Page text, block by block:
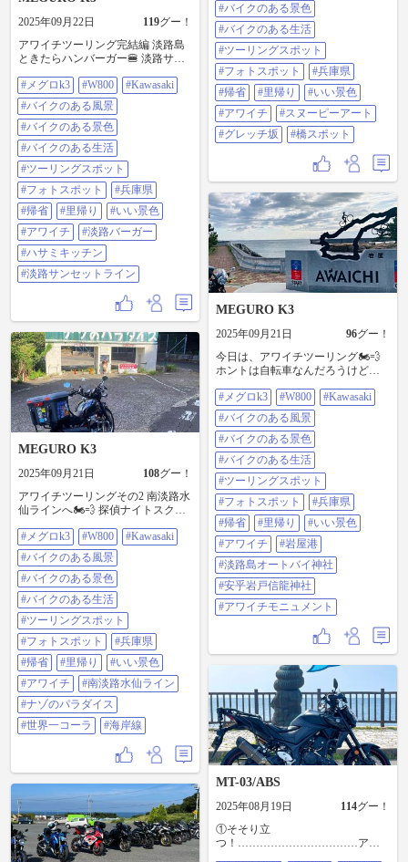
2025年09月22日 119グー！
アワイチツーリング完結編 淡路島
ときたらハンバーガー🍔 淡路サン
る淡路島バーガー店、 その内のひ
とつHasami Kitchenさんへ🏍️💨 淡路
島産玉ねぎ、淡路牛を使用してる
らしい、美味しかった🤤 #メグロ
K3 #W800 #Kawasaki #バイクのある
風景 #バイクのある景色 #バイクの
ある生活 #ツーリングスポット #フ
ォトスポット #兵庫県 #帰省 #里帰
り #いい景色 #アワイチ #淡路バー
ガー #ハサミキッチン #淡路サンセ
ットライン
#メグロk3 #W800
#Kawasaki
#バイクのある風景
#バイクのある景色
#バイクのある生活
#ツーリングスポット
#フォトスポット
#兵庫県
#帰省
#里帰り
#いい景色
#アワイチ
#淡路バーガー
#ハサミキッチン
#淡路サンセットライン
クのある生活 #ツーリングスポット
#フォトスポット #兵庫県 #帰省 #里
帰り #いい景色 #アワイチ #スヌー
ピーアート #グレッチ坂 #橋スポッ
ト
#バイクのある景色
#バイクのある生活
#ツーリングスポット
#フォトスポット
#兵庫県
#帰省
#里帰り
#いい景色
#アワイチ
#スヌーピーアート
#グレッチ坂
#橋スポット
MEGURO K3
2025年09月21日 108グー！
アワイチツーリングその2 南淡路水
仙ラインへ🏍️💨 探偵ナイトスクー
イス前を通って、 素晴らしい海岸
線👍✨ サイクリストがキツい坂を
登った先に ある自販機 世界一コー
ラが売れているらしい、 知らんけ
ど🙄 #メグロK3 #W800 #Kawasaki #
バイクのある風景 #バイクのある景
色 #バイクのある生活 #ツーリング
スポット #フォトスポット #兵庫県
#帰省 #里帰り #いい景色 #アワイチ
#南淡路水仙ライン #ナゾのパラダ
イス #世界一コーラ #海岸線
#メグロk3 #W800
#Kawasaki
#バイクのある風景
#バイクのある景色
#バイクのある生活
#ツーリングスポット
#フォトスポット
#兵庫県
#帰省
#里帰り
#いい景色
#アワイチ
#南淡路水仙ライン
#ナゾのパラダイス
#世界一コーラ
#海岸線
MEGURO K3
2025年09月21日 96グー！
今日は、アワイチツーリング🏍️💨
ホントは自転車なんだろうけど…
淡路島オートバイ神社、安乎岩戸
信龍神社 南淡路水仙ラインへ #メ
グロK3 #W800 #Kawasaki #バイクの
ある風景 #バイクのある景色 #バイ
クのある生活 #ツーリングスポット
#フォトスポット #兵庫県 #帰省 #里
帰り #いい景色 #アワイチ #岩屋港
#淡路島オートバイ神社 #安乎岩戸
信龍神社 #アワイチモニュメント
#メグロk3 #W800
#Kawasaki
#バイクのある風景
#バイクのある景色
#バイクのある生活
#ツーリングスポット
#フォトスポット
#兵庫県
#帰省
#里帰り
#いい景色
#アワイチ
#岩屋港
#淡路島オートバイ神社
#安乎岩戸信龍神社
#アワイチモニュメント
MT-03/ABS
2025年08月19日 114グー！
①そそり立
つ！……………………………アレ